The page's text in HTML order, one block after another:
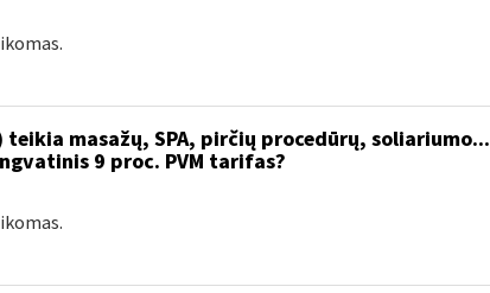
masažų, SPA, pirčių procedūrų, soliariumo...
9 proc. PVM tarifas?